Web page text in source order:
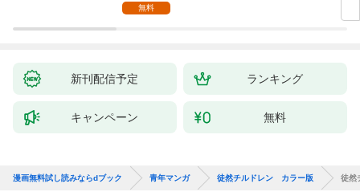
無料
新刊配信予定 ランキング
キャンペーン 無料
漫画無料試し読みならdブック 青年マンガ 徒然チルドレン カラー版 徒然